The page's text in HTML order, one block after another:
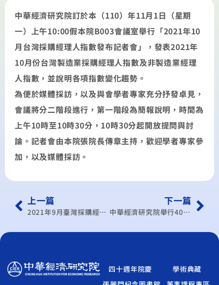
中華經濟研究院訂於本（110）年11月1日（星期
一）上午10:00假本院B003會議室舉行「2021年10
月台灣採購經理人指數發布記者會」，發表2021年
10月份台灣製造業採購經理人指數及非製造業經理
人指數，並說明各項指數變化趨勢。
為便於媒體採訪，以及與會學者專家充分抒發卓見，
會議將分二階段進行，第一階段為簡報說明，時間為
上午10時至10時30分，10時30分起開放提問與討
論。記者會由本院張院長傳章主持，歡迎學者專家參
加，以及媒體採訪。
上一篇
2021年9月臺灣採購經理人指數發布記者會
下一篇
中華經濟研究院舉行40周年院慶活動，貴賓齊聚共同慶賀
四十週年院慶
學術典藏